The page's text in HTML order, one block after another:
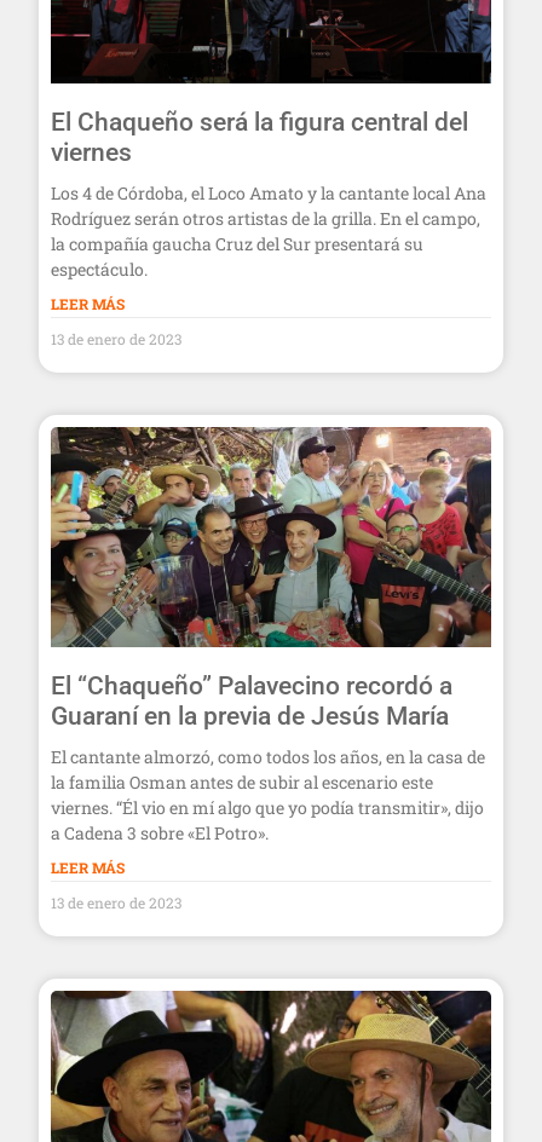
El Chaqueño será la figura central del
viernes
Los 4 de Córdoba, el Loco Amato y la cantante local Ana
Rodríguez serán otros artistas de la grilla. En el campo,
la compañía gaucha Cruz del Sur presentará su
espectáculo.
LEER MÁS
13 de enero de 2023
El “Chaqueño” Palavecino recordó a
Guaraní en la previa de Jesús María
El cantante almorzó, como todos los años, en la casa de
la familia Osman antes de subir al escenario este
viernes. “Él vio en mí algo que yo podía transmitir», dijo
a Cadena 3 sobre «El Potro».
LEER MÁS
13 de enero de 2023